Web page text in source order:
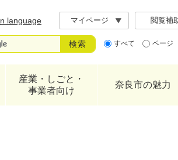
language マイページ 閲覧補
すべて ページ
産業・しごと・
事業者向け
奈良市の魅力